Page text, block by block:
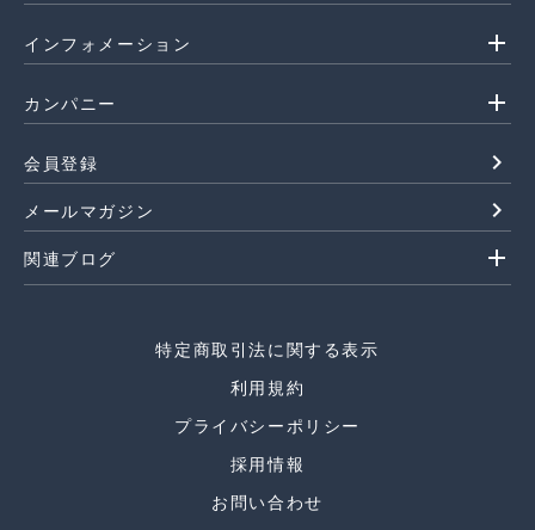
インフォメーション add
カンパニー add
会員登録 navigate_next
メールマガジン navigate_next
関連ブログ add
特定商取引法に関する表示
利用規約
プライバシーポリシー
採用情報
お問い合わせ